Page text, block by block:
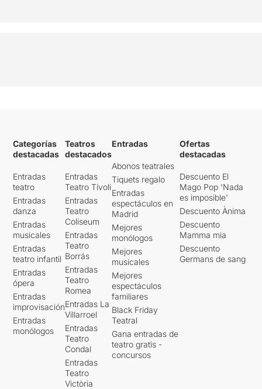
Categorías
destacadas
Entradas
teatro
Entradas
danza
Entradas
musicales
Entradas
teatro infantil
Entradas
ópera
Entradas
improvisación
Entradas
monólogos
Teatros
destacados
Entradas
Teatro Tívoli
Entradas
Teatro
Coliseum
Entradas
Teatro
Borrás
Entradas
Teatro
Romea
Entradas La
Villarroel
Entradas
Teatro
Condal
Entradas
Teatro
Victòria
Entradas
Abonos teatrales
Tiquets regalo
Entradas
espectáculos en
Madrid
Mejores
monólogos
Mejores
musicales
Mejores
espectáculos
familiares
Black Friday
Teatral
Gana entradas de
teatro gratis -
concursos
Ofertas
destacadas
Descuento El
Mago Pop 'Nada
es imposible'
Descuento Ànima
Descuento
Mamma mia
Descuento
Germans de sang